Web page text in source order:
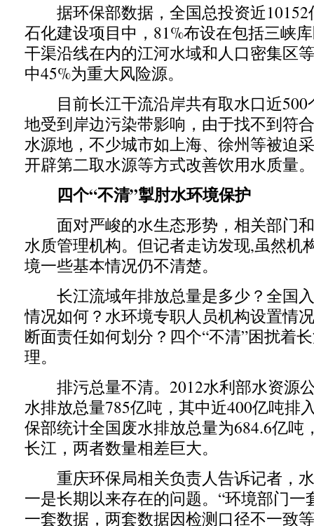
据环保部数据，全国总投资近10152
石化建设项目中，81%布设在包括三峡
干渠沿线在内的江河水域和人口密集区
中45%为重大风险源。
目前长江干流沿岸共有取水口近500
地受到岸边污染带影响，由于找不到符
水源地，不少城市如上海、徐州等被迫
开辟第二取水源等方式改善饮用水质量。
四个“不清”掣肘水环境保护
面对严峻的水生态形势，相关部门
水质管理机构。但记者走访发现,虽然机
境一些基本情况仍不清楚。
长江流域年排放总量是多少？全国
情况如何？水环境专职人员机构设置情
断面责任如何划分？四个“不清”困扰着
理。
排污总量不清。2012水利部水资源
水排放总量785亿吨，其中近400亿吨排
保部统计全国废水排放总量为684.6亿吨
长江，两者数量相差巨大。
重庆环保局相关负责人告诉记者，
一是长期以来存在的问题。“环境部门一
一套数据，两套数据因检测口径不一致